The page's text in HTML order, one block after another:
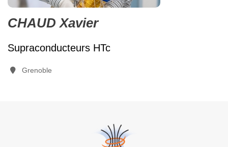
CHAUD Xavier
Supraconducteurs HTc
Grenoble